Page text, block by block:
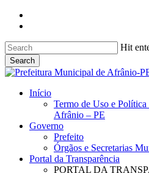
Skip
content
Hit
Search
Close
search
Menu
Início
Termo de Uso e
Afrânio – PE
Governo
Prefeito
Órgãos e Secretarias
Portal da Transparência
PORTAL DA